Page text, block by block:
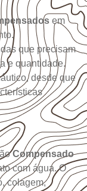
em
que precisam
e quantidade.
desde que
Compensado
com água. O
colagem,